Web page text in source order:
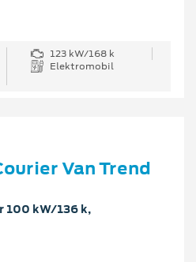
123 kW/168 k
Elektromobil
Van Trend
100 kW/136 k,